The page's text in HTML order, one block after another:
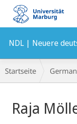
Mobile-
Navigation
NDL | Neuere
Breadcrumb-
Navigation
Startseite
Raja